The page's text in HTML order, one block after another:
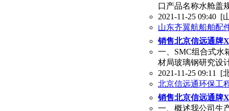
口产品名称水舱盖
2021-11-25 09:40 [
山东齐翼航船舶配
销售北京信远通牌
一、SMC组合式水
材局玻璃钢研究设
2021-11-25 09:11 [
北京信远通环保工
销售北京信远通牌
一、概述我公司生